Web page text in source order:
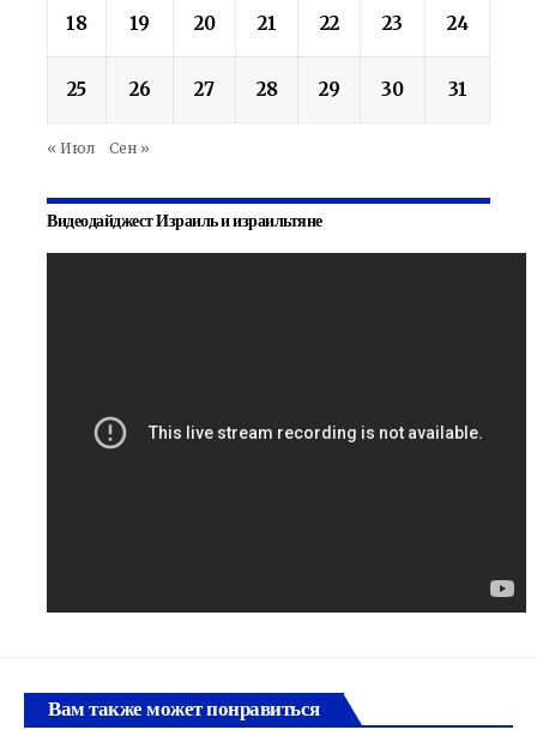
18 19 20 21 22 23 24
25 26 27 28 29 30 31
« Июл Сен »
Видеодайджест Израиль и израильтяне
Вам также может понравиться